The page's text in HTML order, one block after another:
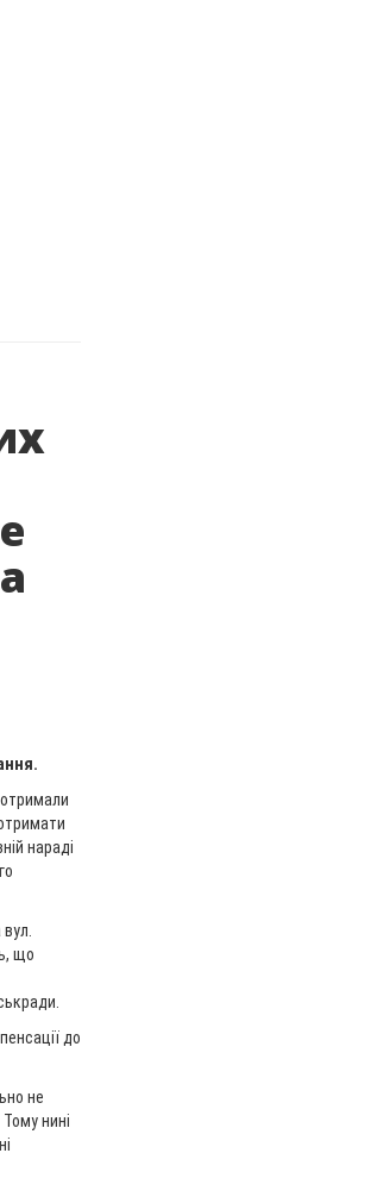
нараді
що
до
не
нині